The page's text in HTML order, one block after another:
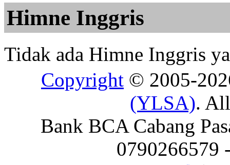
Himne Inggris
Tidak ada Himne Inggris
Copyright © 2005-
(YLSA).
Bank BCA Cabang
0790266579